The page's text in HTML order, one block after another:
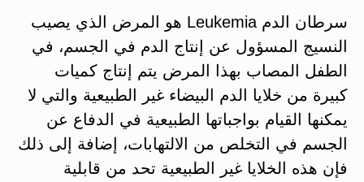
سرطان الدم Leukemia هو المرض الذي يصيب
النسيج المسؤول عن إنتاج الدم في الجسم، في
الطفل المصاب بهذا المرض يتم إنتاج كميات
كبيرة من خلايا الدم البيضاء غير الطبيعية والتي لا
يمكنها القيام بواجباتها الطبيعية في الدفاع عن
الجسم في التخلص من الالتهابات، إضافة إلى ذلك
فإن هذه الخلايا غير الطبيعية تحد من قابلية